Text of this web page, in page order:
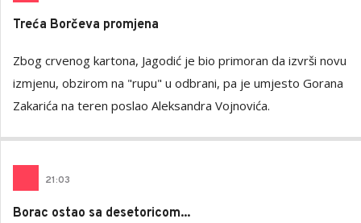
Treća Borčeva promjena
Zbog crvenog kartona, Jagodić je bio primoran da izvrši novu
izmjenu, obzirom na "rupu" u odbrani, pa je umjesto Gorana
Zakarića na teren poslao Aleksandra Vojnovića.
21:03
Borac ostao sa desetoricom...